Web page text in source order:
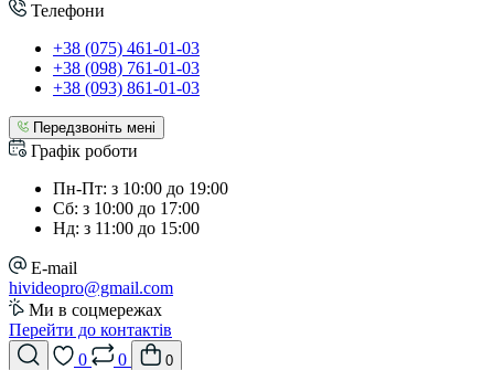
Телефони
+38 (075) 461-01-03
+38 (098) 761-01-03
+38 (093) 861-01-03
Передзвоніть мені
Графік роботи
Пн-Пт: з 10:00 до 19:00
Сб: з 10:00 до 17:00
Нд: з 11:00 до 15:00
E-mail
hivideopro@gmail.com
Ми в соцмережах
Перейти до контактів
0
0 0